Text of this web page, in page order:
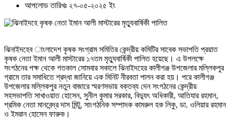
আপলোড তারিখঃ ২৭-০৫-২০২৫ ইং
ঝিনাইদহেব াংলাদেশ কৃষক সংগ্রাম সমিতির কেন্দ্রীয় কমিটির সাবেক সভাপতি প্রয়াত
কৃষক নেতা ইমান আলী মাস্টারের ১৭তম মৃত্যুবার্ষিকী পালিত হয়েছে। এ উপলক্ষে
সংগঠনের পক্ষ থেকে গতকাল সোমবার সকালে ঝিনাইদহের কালীগঞ্জ উপজেলার মল্লিকপুর
গ্রামে তার সমাধিতে শ্রদ্ধা জানিয়ে এক মিনিট নীরবতা পালন করা হয়। পরে কালীগঞ্জ
উপজেলার মল্লিকপুর নতুন বাজারে স্মরণসভায় বক্তব্য দেন সংগঠনের কেন্দ্রীয়
সহসভাপতি সাখাওয়াত হোসেন, সুনীল কুমার সরকার, বিদ্যুৎ অধিকারী, আতিযার রহমান,
শ্রমিক নেতা মানবেন্দ্র দাস মিন্টু, সাংগঠনিক সম্পাদক কামরুল হক লিকু, ডা. ওলিয়ার রহমান
ও ইমরান হোসেন ফারুক।